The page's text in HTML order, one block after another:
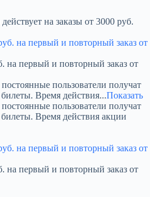
на заказы от 3000 руб.
на первый и повторный заказ от
пользователи получат
Время действия...Показать
пользователи получат
Время действия акции
на первый и повторный заказ от